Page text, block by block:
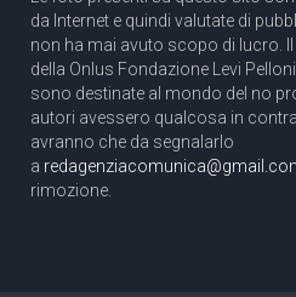
da Internet e quindi valutate di
non ha mai avuto scopo di lucro.
della Onlus Fondazione Levi
sono destinate al mondo del no
autori avessero qualcosa in
avranno che da segnalarlo
a
rimozione.